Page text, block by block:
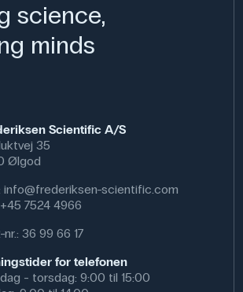
vandkvalitetstests,
gartnerier eller ved rengøring og
14
14 MN
science,
minds
Scientific A/S
35
Ølgod
info@frederiksen-scientific.com
+45 7524 4966
nr.: 36 99 66 17
for telefonen
- torsdag: 9:00 til 15:00